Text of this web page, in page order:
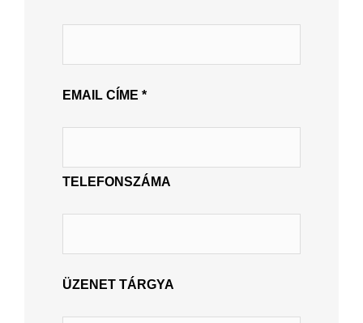
EMAIL CÍME *
TELEFONSZÁMA
ÜZENET TÁRGYA